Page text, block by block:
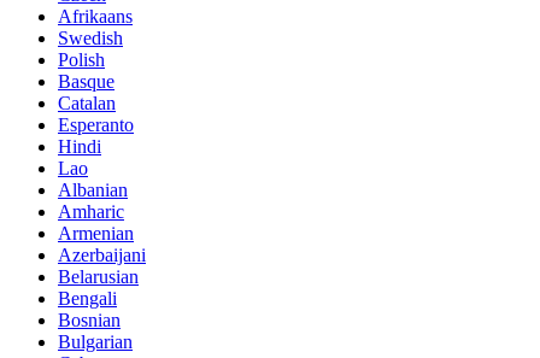
Afrikaans
Swedish
Polish
Basque
Catalan
Esperanto
Hindi
Lao
Albanian
Amharic
Armenian
Azerbaijani
Belarusian
Bengali
Bosnian
Bulgarian